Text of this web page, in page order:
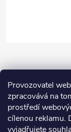
Provozovatel
zpracovává na
prostředí
cílenou reklamu.
vyjadřujete